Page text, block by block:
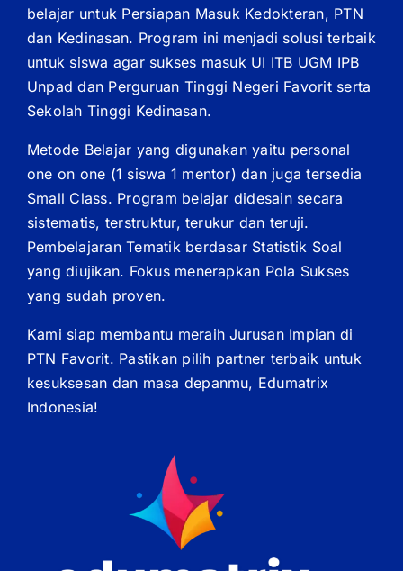
belajar untuk Persiapan Masuk Kedokteran, PTN
dan Kedinasan. Program ini menjadi solusi terbaik
untuk siswa agar sukses masuk UI ITB UGM IPB
Unpad dan Perguruan Tinggi Negeri Favorit serta
Sekolah Tinggi Kedinasan.
Metode Belajar yang digunakan yaitu personal
one on one (1 siswa 1 mentor) dan juga tersedia
Small Class. Program belajar didesain secara
sistematis, terstruktur, terukur dan teruji.
Pembelajaran Tematik berdasar Statistik Soal
yang diujikan. Fokus menerapkan Pola Sukses
yang sudah proven.
Kami siap membantu meraih Jurusan Impian di
PTN Favorit. Pastikan pilih partner terbaik untuk
kesuksesan dan masa depanmu, Edumatrix
Indonesia!